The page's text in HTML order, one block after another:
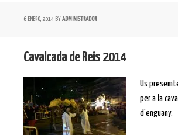
6 ENERO, 2014 BY ADMINISTRADOR
Cavalcada de Reis 2014
Us
per a la
d'enguany.